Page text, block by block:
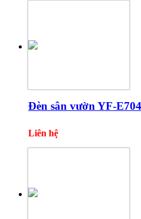
Đèn sân vườn YF-
Liên hệ